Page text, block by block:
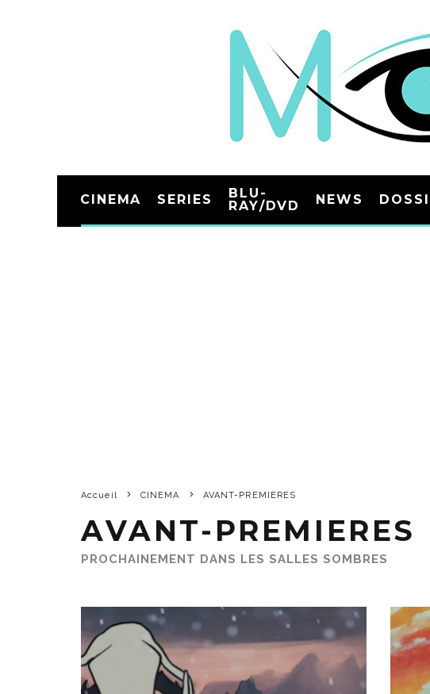
CINEMA SERIES
BLU-
RAY/DVD
NEWS
Accueil CINEMA AVANT-PREMIERES
AVANT-PREMIERES
PROCHAINEMENT DANS LES SALLES SOMBRES